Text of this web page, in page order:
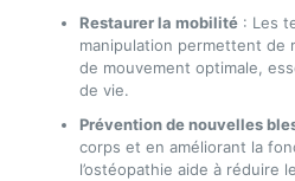
Restaurer la mobilité: Les
manipulation permettent de
de mouvement optimale,
de vie.
Prévention de nouvelles
corps et en améliorant la
l’ostéopathie aide à réduire